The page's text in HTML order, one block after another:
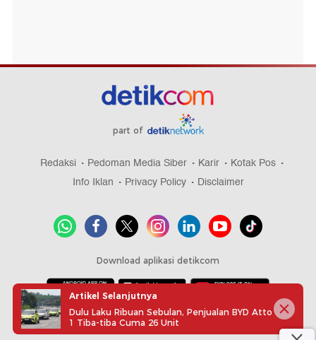
part of
Redaksi Pedoman Media Siber Karir
Kotak Pos
Info Iklan
Privacy Policy Disclaimer
Download aplikasi detikcom
Copyright @ 2026 detikcom, All right reserved
Artikel Selanjutnya
Dulu Laku Ribuan Sebulan, Penjualan BYD Atto
1 Tiba-tiba Cuma 26 Unit